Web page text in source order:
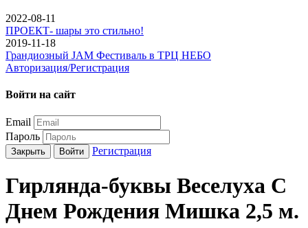
2022-08-11
ПРОЕКТ- шары это стильно!
2019-11-18
Грандиозный JAM Фестиваль в ТРЦ НЕБО
Авторизация/Регистрация
Войти на сайт
Email
Пароль
Закрыть Войти Регистрация
Гирлянда-буквы Веселуха С
Днем Рождения Мишка 2,5 м.